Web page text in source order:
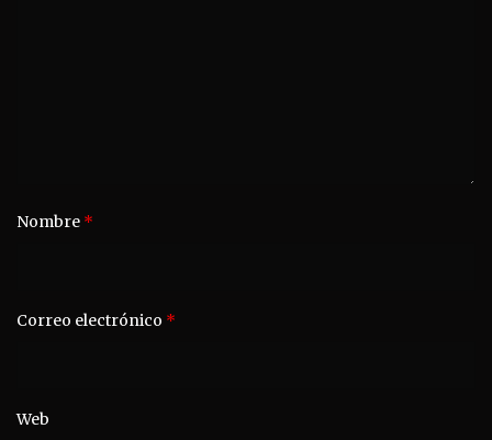
Nombre *
Correo electrónico *
Web